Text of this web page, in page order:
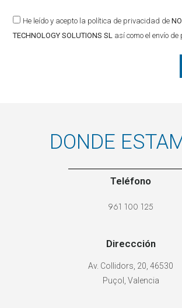
He leído y acepto la política de privacidad de
TECHNOLOGY SOLUTIONS SL así como el envío
DONDE
Teléfono
961 100 125
Direccción
Av. Collidors, 20, 46530
Puçol, Valencia